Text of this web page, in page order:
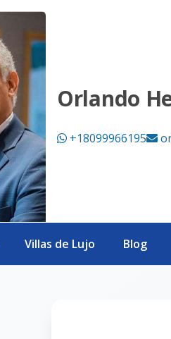
Orlando
+18099966195
Villas de Lujo Blog
Realty República